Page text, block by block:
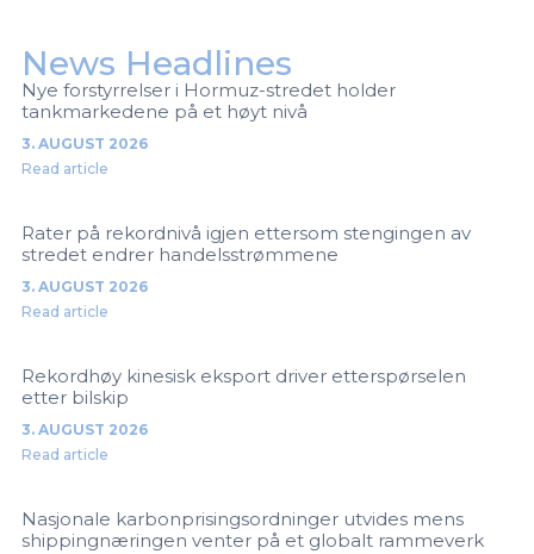
News Headlines
Nye forstyrrelser i Hormuz-stredet holder
tankmarkedene på et høyt nivå
3. AUGUST 2026
Read article
Rater på rekordnivå igjen ettersom stengingen av
stredet endrer handelsstrømmene
3. AUGUST 2026
Read article
Rekordhøy kinesisk eksport driver etterspørselen
etter bilskip
3. AUGUST 2026
Read article
Nasjonale karbonprisingsordninger utvides mens
shippingnæringen venter på et globalt rammeverk